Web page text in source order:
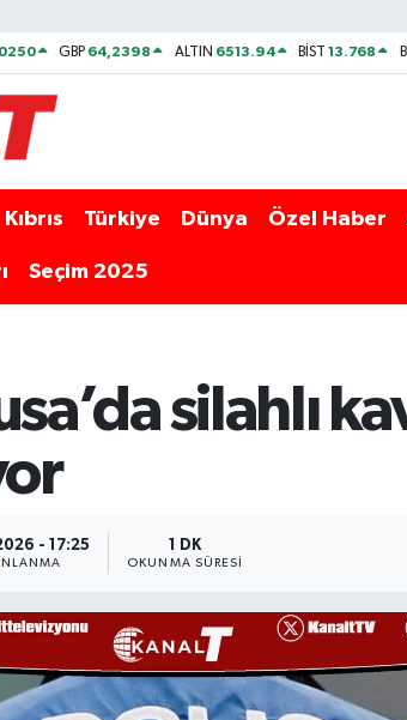
GBP 64,2398 ALTIN 6513.94 BİST13.768
Kıbrıs Türkiye Dünya Özel Haber
Seçim 2025
silahlı
- 17:25 1 DK
OKUNMA SÜRESI